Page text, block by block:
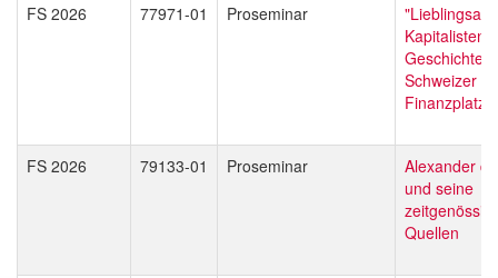
FS 2026
77971-01 Proseminar
Geschichte
Schweizer
FS 2026 79133-01 Proseminar
Alexander
und seine
Quellen